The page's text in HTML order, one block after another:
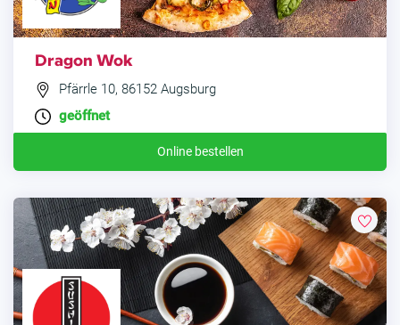
Dragon Wok
Pfärrle 10, 86152 Augsburg
geöffnet
Online bestellen